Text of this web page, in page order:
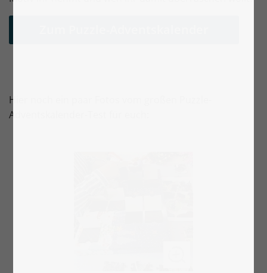
Hier noch ein paar Fotos vom großen Puzzle-
Adventskalender-Test für euch: